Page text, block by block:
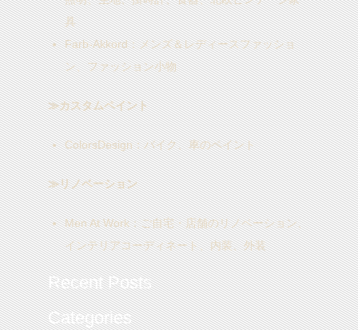
具
Farb-Akkord：メンズ＆レディースファッショ
ン、ファッション小物
≫カスタムペイント
ColorsDesign：バイク、車のペイント
≫リノベーション
Men At Work：ご自宅・店舗のリノベーション、
インテリアコーディネート、内装、外装
Recent Posts
Categories